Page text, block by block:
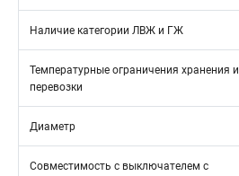
Наличие категории ЛВЖ и ГЖ
Температурные ограничения хранения и
перевозки
Диаметр
Совместимость с выключателем с